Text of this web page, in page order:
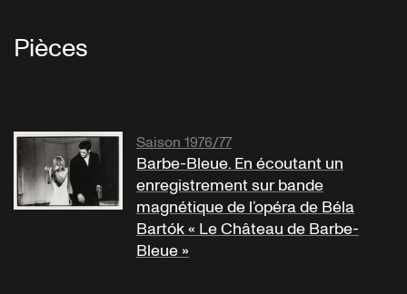
Pièces
Saison 1976/77
Barbe-Bleue. En écoutant un
enregistrement sur bande
magnétique de l’opéra de Béla
Bartók « Le Château de Barbe-
Bleue »